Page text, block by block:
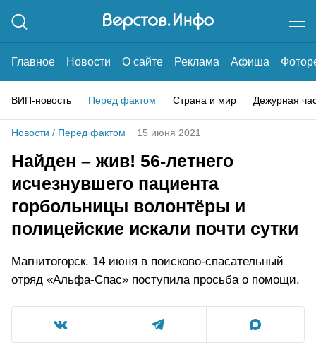
Главное Новости О сайте Реклама Афиша
ВИП-новость Перед фактом Страна и мир Дежурная
Новости / Перед фактом 15 июня 2021
Найден – жив! 56-летнего
исчезнувшего пациента
горбольницы волонтёры и
полицейские искали почти сутки
Магнитогорск. 14 июня в поисково-спасательный
отряд «Альфа-Спас» поступила просьба о помощи.